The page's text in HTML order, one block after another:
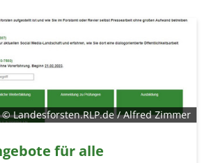
© Landesforsten.RLP.de / Alfred Zimmer
für alle